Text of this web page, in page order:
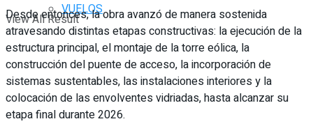
View All Result
VUELOS
Desde entonces, la obra avanzó de manera sostenida
atravesando distintas etapas constructivas: la ejecución de la
estructura principal, el montaje de la torre eólica, la
construcción del puente de acceso, la incorporación de
sistemas sustentables, las instalaciones interiores y la
colocación de las envolventes vidriadas, hasta alcanzar su
etapa final durante 2026.